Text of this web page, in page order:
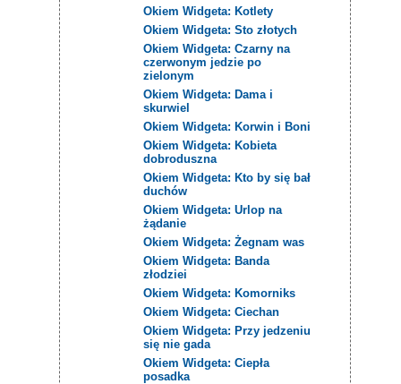
Okiem Widgeta: Kotlety
Okiem Widgeta: Sto złotych
Okiem Widgeta: Czarny na
czerwonym jedzie po
zielonym
Okiem Widgeta: Dama i
skurwiel
Okiem Widgeta: Korwin i Boni
Okiem Widgeta: Kobieta
dobroduszna
Okiem Widgeta: Kto by się bał
duchów
Okiem Widgeta: Urlop na
żądanie
Okiem Widgeta: Żegnam was
Okiem Widgeta: Banda
złodziei
Okiem Widgeta: Komorniks
Okiem Widgeta: Ciechan
Okiem Widgeta: Przy jedzeniu
się nie gada
Okiem Widgeta: Ciepła
posadka